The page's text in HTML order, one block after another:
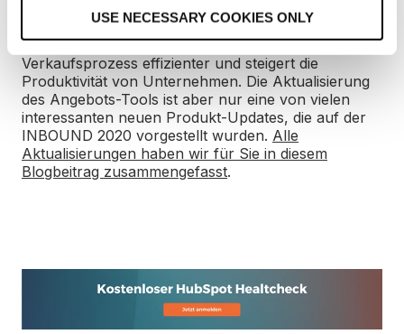
USE NECESSARY COOKIES ONLY
Die Möglichkeit, Angebote direkt von der CRM-
Plattform aus zu erstellen, macht den
Verkaufsprozess effizienter und steigert die
Produktivität von Unternehmen. Die Aktualisierung
des Angebots-Tools ist aber nur eine von vielen
interessanten neuen Produkt-Updates, die auf der
INBOUND 2020 vorgestellt wurden. Alle
Aktualisierungen haben wir für Sie in diesem
Blogbeitrag zusammengefasst.